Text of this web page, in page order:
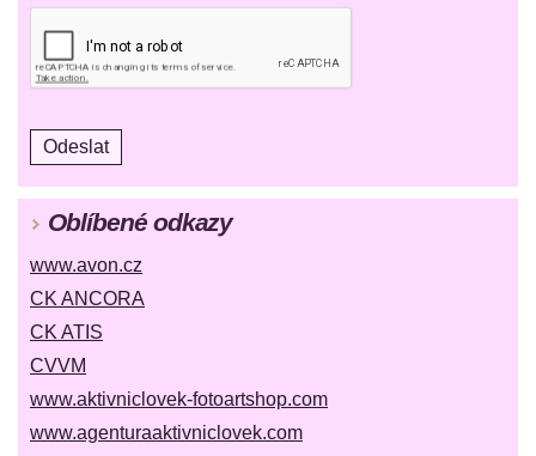
Oblíbené odkazy
www.avon.cz
CK ANCORA
CK ATIS
CVVM
www.aktivniclovek-fotoartshop.com
www.agenturaaktivniclovek.com